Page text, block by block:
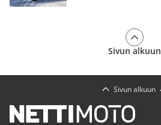
Sivun alkuun
Sivun alkuun